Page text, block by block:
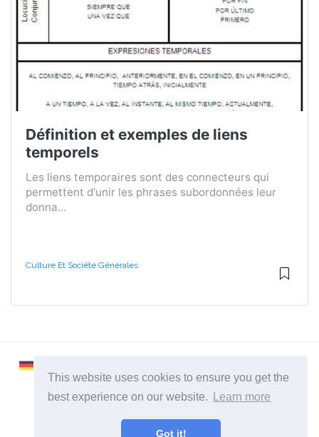
This website uses cookies to ensure you get the
best experience on our website.
Learn more
Got it!
Définition et exemples de liens
temporels
Les liens temporaires sont des connecteurs qui
permettent d'unir les phrases subordonnées leur
donna...
Culture Et Société Générales
2026 ©Learnaboutworld